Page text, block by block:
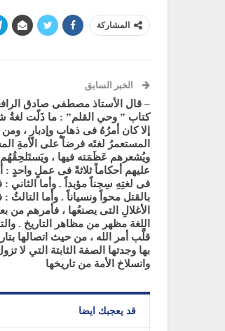
المشاركة
الخبر السابق
– قال الأستاذ مصطفى صادق
كتاب ” وحي القلم” : ما ذَلّت لغةُ
إلا كان أمرُهُ فى ذهابٍ وإدبارٍ ،
المستعمرُ لغتَه فرضاً على الأمةِ
ويُشعرهم عَظَمَته فيها ، ويَستَلحِقُهُم
عليهم أحكاماً ثلاثةً فى عملٍ واحدٍ :
فى لغتِهِ سِجناً مؤبداً . وأما
بالقتل محواً ونسياناً . وأما التالثُ
الأغلالِ التى يصنعُها ، فأمرهم من
اللغة مظهر من مظاهر التاريخ .
قلَّب أمر الله ، من حيث اتصالها
بها وجدتها الصفة الثابتة التي لا
وانسلاخ الأمة من تاريخها
قد يعجبك ايضا